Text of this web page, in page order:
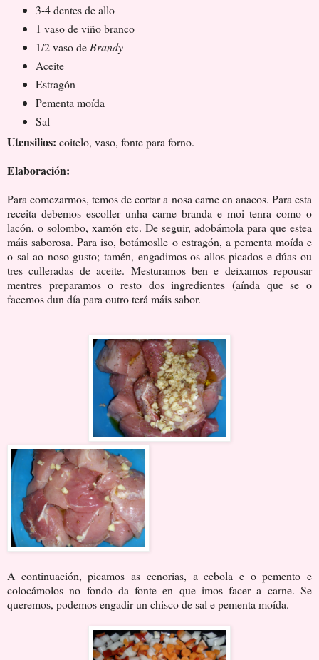
3-4 dentes de allo
1 vaso de viño branco
1/2 vaso deBrandy
Aceite
Estragón
Pementa moída
Sal
Utensilios: coitelo, vaso, fonte para forno.
Elaboración:
Para comezarmos, temos de cortar a nosa carne en anacos. Para esta
receita debemos escoller unha carne branda e moi tenra como o
lacón, o solombo, xamón etc. De seguir, adobámola para que estea
máis saborosa. Para iso, botámoslle o estragón, a pementa moída e
o sal ao noso gusto; tamén, engadimos os allos picados e dúas ou
tres culleradas de aceite. Mesturamos ben e deixamos repousar
mentres preparamos o resto dos ingredientes (aínda que se o
facemos dun día para outro terá máis sabor.
A continuación, picamos as cenorias, a cebola e o pemento e
colocámolos no fondo da fonte en que imos facer a carne. Se
queremos, podemos engadir un chisco de sal e pementa moída.